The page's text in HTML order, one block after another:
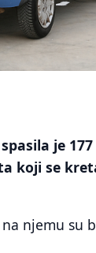
je
koji se
njemu su